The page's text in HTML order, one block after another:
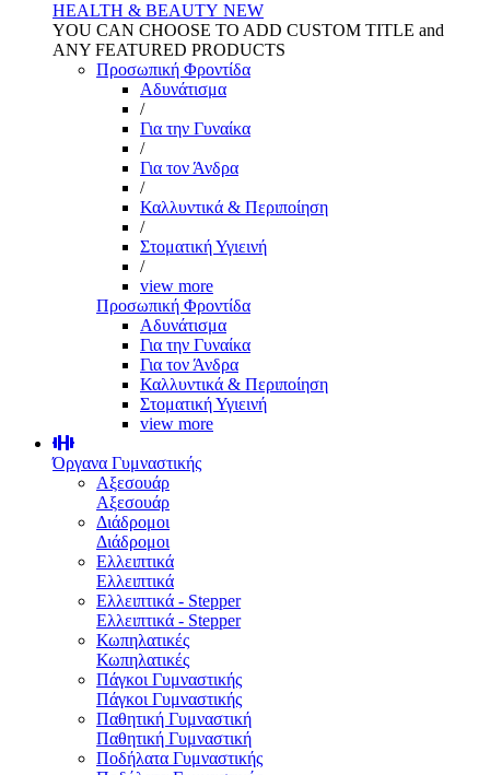
HEALTH & BEAUTY NEW
YOU CAN CHOOSE TO ADD CUSTOM TITLE and
ANY FEATURED PRODUCTS
Προσωπική Φροντίδα
Αδυνάτισμα
/
Για την Γυναίκα
/
Για τον Άνδρα
/
Καλλυντικά & Περιποίηση
/
Στοματική Υγιεινή
/
view more
Προσωπική Φροντίδα
Αδυνάτισμα
Για την Γυναίκα
Για τον Άνδρα
Καλλυντικά & Περιποίηση
Στοματική Υγιεινή
view more
Όργανα Γυμναστικής
Αξεσουάρ
Αξεσουάρ
Διάδρομοι
Διάδρομοι
Ελλειπτικά
Ελλειπτικά
Ελλειπτικά - Stepper
Ελλειπτικά - Stepper
Κωπηλατικές
Κωπηλατικές
Πάγκοι Γυμναστικής
Πάγκοι Γυμναστικής
Παθητική Γυμναστική
Παθητική Γυμναστική
Ποδήλατα Γυμναστικής